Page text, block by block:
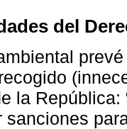
del
la
sanciones